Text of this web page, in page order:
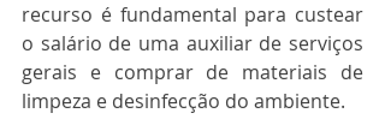
recurso é fundamental para custear
o salário de uma auxiliar de serviços
gerais e comprar de materiais de
limpeza e desinfecção do ambiente.